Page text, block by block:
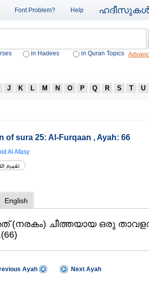
Font Problem? Help
in Hadees in Quran Topics
J K L M N O P Q R S T U
of sura 25: Al-Furqaan , Ayah: 66
Al Afasy
English
(നരകം) ചീത്തയായ ഒരു
Ayah Next Ayah